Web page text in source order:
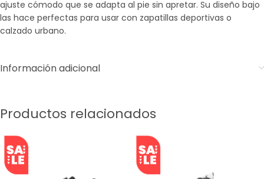
ajuste cómodo que se adapta al pie sin apretar. Su diseño bajo
las hace perfectas para usar con zapatillas deportivas o
calzado urbano.
Información adicional
Productos relacionados